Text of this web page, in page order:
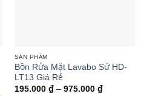
SẢN PHẨM
Bồn Rửa Mặt Lavabo Sứ HD-
LT13 Giá Rẻ
195.000 ₫ – 975.000 ₫Khoảng